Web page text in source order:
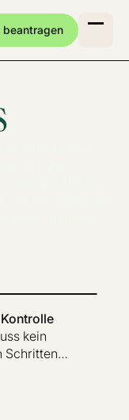
kein
Schritten